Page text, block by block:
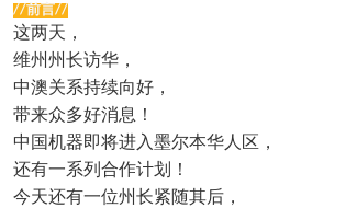
//前言//
这两天，
维州州长访华，
中澳关系持续向好，
带来众多好消息！
中国机器即将进入墨尔本华人区，
还有一系列合作计划！
今天还有一位州长紧随其后，